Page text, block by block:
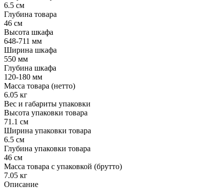
6.5 см
Глубина товара
46 см
Высота шкафа
648-711 мм
Ширина шкафа
550 мм
Глубина шкафа
120-180 мм
Масса товара (нетто)
6.05 кг
Вес и габариты упаковки
Высота упаковки товара
71.1 см
Ширина упаковки товара
6.5 см
Глубина упаковки товара
46 см
Масса товара с упаковкой (брутто)
7.05 кг
Описание